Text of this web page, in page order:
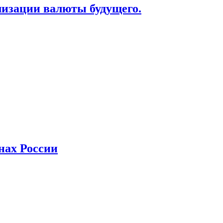
валюты будущего.
России